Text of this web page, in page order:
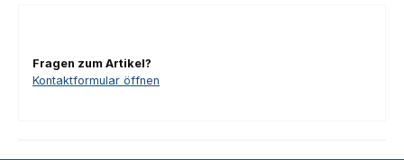
Fragen zum Artikel?
Kontaktformular öffnen